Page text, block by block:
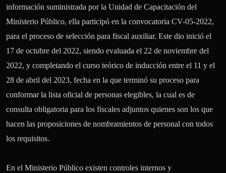
información suministrada por la Unidad de Capacitación del
Ministerio Público, ella participó en la convocatoria CV-05-2022,
para el proceso de selección para fiscal auxiliar. Este dio inició el
17 de octubre del 2022, siendo evaluada el 22 de noviembre del
2022, y completando el curso teórico de inducción entre el 11 y el
28 de abril del 2023, fecha en la que terminó su proceso para
conformar la lista oficial de personas elegibles, la cual es de
consulta obligatoria para los fiscales adjuntos quienes son los que
hacen las proposiciones de nombramientos de personal con todos
los requisitos.
En el Ministerio Público existen controles internos y